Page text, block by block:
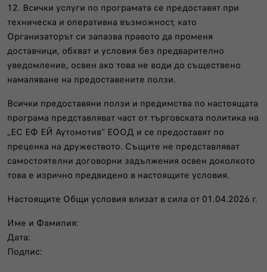
12. Всички услуги по програмата се предоставят при
техническа и оперативна възможност, като
Организаторът си запазва правото да променя
доставчици, обхват и условия без предварително
уведомление, освен ако това не води до съществено
намаляване на предоставените ползи.
Всички предоставяни ползи и предимства по настоящата
програма представляват част от търговската политика на
„ЕС ЕФ ЕЙ Аутомотив“ ЕООД и се предоставят по
преценка на дружеството. Същите не представляват
самостоятелни договорни задължения освен доколкото
това е изрично предвидено в настоящите условия.
Настоящите Общи условия влизат в сила от 01.04.2026 г.
Име и Фамилия:
Дата:
Подпис: